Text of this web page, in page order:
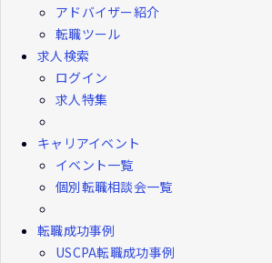
アドバイザー紹介
転職ツール
求人検索
ログイン
求人特集
キャリアイベント
イベント一覧
個別転職相談会一覧
転職成功事例
USCPA転職成功事例